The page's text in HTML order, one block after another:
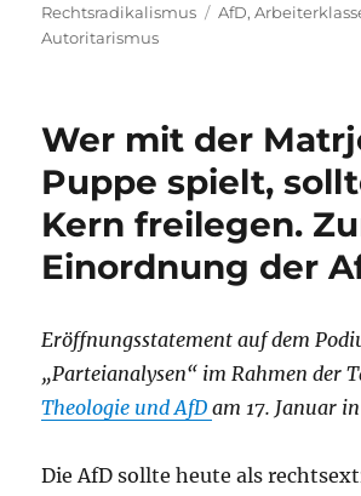
Rechtsradikalismus
Schlagwörter
AfD,
Autoritarismus
Wer mit der
Puppe spielt,
Kern freilegen.
Einordnung der
Eröffnungsstatement auf dem
„Parteianalysen“ im Rahmen der
Theologie und AfDam 17. Januar
Die AfD sollte heute als